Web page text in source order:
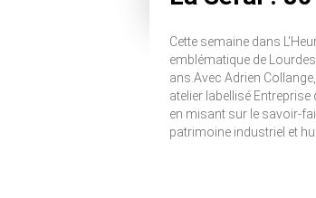
Cette semaine dans
emblématique de
ans.Avec Adrien
atelier labellisé
en misant sur le savoir-
patrimoine industriel et